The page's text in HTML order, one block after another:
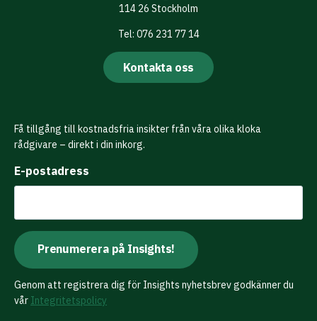
114 26 Stockholm
Tel: 076 231 77 14
Kontakta oss
Få tillgång till kostnadsfria insikter från våra olika kloka
rådgivare – direkt i din inkorg.
E-postadress
Genom att registrera dig för Insights nyhetsbrev godkänner du
vår Integritetspolicy